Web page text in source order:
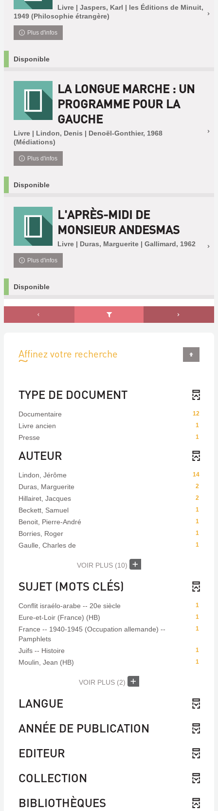
Livre | Jaspers, Karl | les Éditions de Minuit,
1949 (Philosophie étrangère)
Plus d'infos
Disponible
LA LONGUE MARCHE : UN
PROGRAMME POUR LA
GAUCHE
Livre | Lindon, Denis | Denoël-Gonthier, 1968
(Médiations)
Plus d'infos
Disponible
L'APRÈS-MIDI DE
MONSIEUR ANDESMAS
Livre | Duras, Marguerite | Gallimard, 1962
Plus d'infos
Disponible
Affinez votre recherche
TYPE DE DOCUMENT
12
Documentaire
1
Livre ancien
1
Presse
AUTEUR
14
Lindon, Jérôme
2
Duras, Marguerite
2
Hillairet, Jacques
1
Beckett, Samuel
1
Benoit, Pierre-André
1
Borries, Roger
1
Gaulle, Charles de
VOIR PLUS (10)
SUJET (MOTS CLÉS)
1
Conflit israélo-arabe -- 20e siècle
1
Eure-et-Loir (France) (HB)
1
France -- 1940-1945 (Occupation allemande) --
Pamphlets
1
Juifs -- Histoire
1
Moulin, Jean (HB)
VOIR PLUS (2)
LANGUE
ANNÉE DE PUBLICATION
EDITEUR
COLLECTION
BIBLIOTHÈQUES